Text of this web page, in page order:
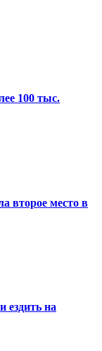
100 тыс.
второе место в
ездить на